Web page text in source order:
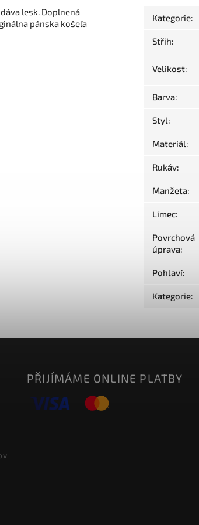
lesk. Doplnená
pánska košeľa
Kategorie:
Střih:
Velikost:
Barva:
Styl:
Materiál:
Rukáv:
Manžeta:
Límec:
Povrchová
úprava:
Pohlaví:
Kategorie:
PŘIJÍMÁME ONLINE PLATBY